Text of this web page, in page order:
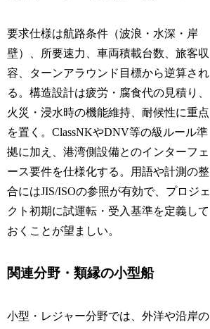
要求仕様は航路条件（波浪・水深・岸
壁）、所要速力、車両積載台数、旅客収
容、ターンアラウンド目標から逆算され
る。構造設計は疲労・腐食代の見積り、
火災・浸水時の機能維持、耐候性に重点
を置く。ClassNKやDNV等の級ルール準
拠に加え、港湾側設備とのインターフェ
ース要件を仕様化する。用語や計測の整
合にはJIS/ISOの参照が有効で、プロジェ
クト初期に試運転・受入基準を定義して
おくことが望ましい。
関連分野・類縁の小型船
小型・レジャー分野では、外洋や沿岸の